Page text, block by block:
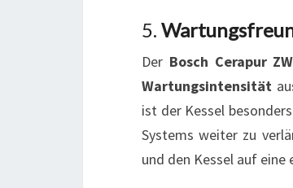
5.
Der Bosch Cerapur
Wartungsintensität
ist der Kessel
Systems weiter zu
und den Kessel auf